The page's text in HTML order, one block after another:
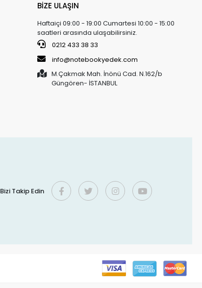
BİZE ULAŞIN
Haftaiçi 09:00 - 19:00 Cumartesi 10:00 - 15:00
saatleri arasında ulaşabilirsiniz.
0212 433 38 33
info@notebookyedek.com
M.Çakmak Mah. İnönü Cad. N.162/b
Güngören- İSTANBUL
Bizi Takip Edin